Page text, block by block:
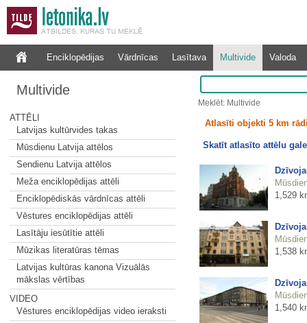
Enciklopēdijas Vārdnīcas Lasītava Multivide Valoda
Multivide
ATTĒLI
Latvijas kultūrvides takas
Mūsdienu Latvija attēlos
Sendienu Latvija attēlos
Meža enciklopēdijas attēli
Enciklopēdiskās vārdnīcas attēli
Vēstures enciklopēdijas attēli
Lasītāju iesūtītie attēli
Mūzikas literatūras tēmas
Latvijas kultūras kanona Vizuālās
mākslas vērtības
VIDEO
Vēstures enciklopēdijas video ieraksti
Meklēt: Multivide
Atlasīti objekti 5 km
Skatīt atlasīto attēlu
1,529
1,538
1,540